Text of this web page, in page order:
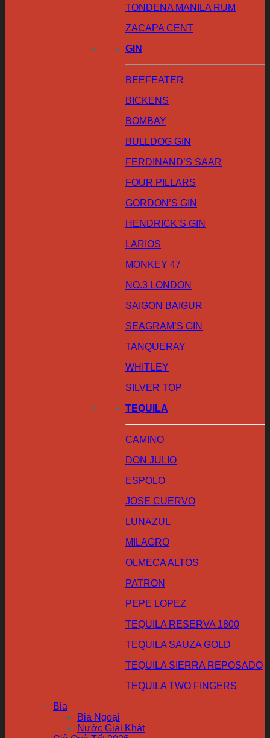
TONDENA MANILA RUM
ZACAPA CENT
GIN
BEEFEATER
BICKENS
BOMBAY
BULLDOG GIN
FERDINAND’S SAAR
FOUR PILLARS
GORDON’S GIN
HENDRICK’S GIN
LARIOS
MONKEY 47
NO.3 LONDON
SAIGON BAIGUR
SEAGRAM’S GIN
TANQUERAY
WHITLEY
SILVER TOP
TEQUILA
CAMINO
DON JULIO
ESPOLO
JOSE CUERVO
LUNAZUL
MILAGRO
OLMECA ALTOS
PATRON
PEPE LOPEZ
TEQUILA RESERVA 1800
TEQUILA SAUZA GOLD
TEQUILA SIERRA REPOSADO
TEQUILA TWO FINGERS
Bia
Bia Ngoại
Nước Giải Khát